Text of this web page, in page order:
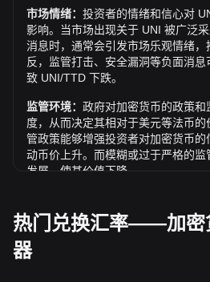
市场情绪： 投资者的情绪和信心对
影响。当市场出现关于 UNI 被广泛
消息时，通常会引发市场乐观情绪
反，监管打击、安全漏洞等负面消
致 UNI/TTD 下跌。
监管环境： 政府对加密货币的政策
度，从而决定其相对于美元等法币
管政策能够增强投资者对加密货币
动币价上升。而模糊或过于严格的
发展，使其价值下降。
经济增长等关键指标）对法币价值
UNI/TTD 的汇率。例如：高通胀可
任，促使投资者寻求比特币等加密资
高其价格。
热门兑换汇率——加密
器